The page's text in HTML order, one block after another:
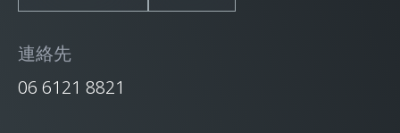
連絡先
06 6121 8821